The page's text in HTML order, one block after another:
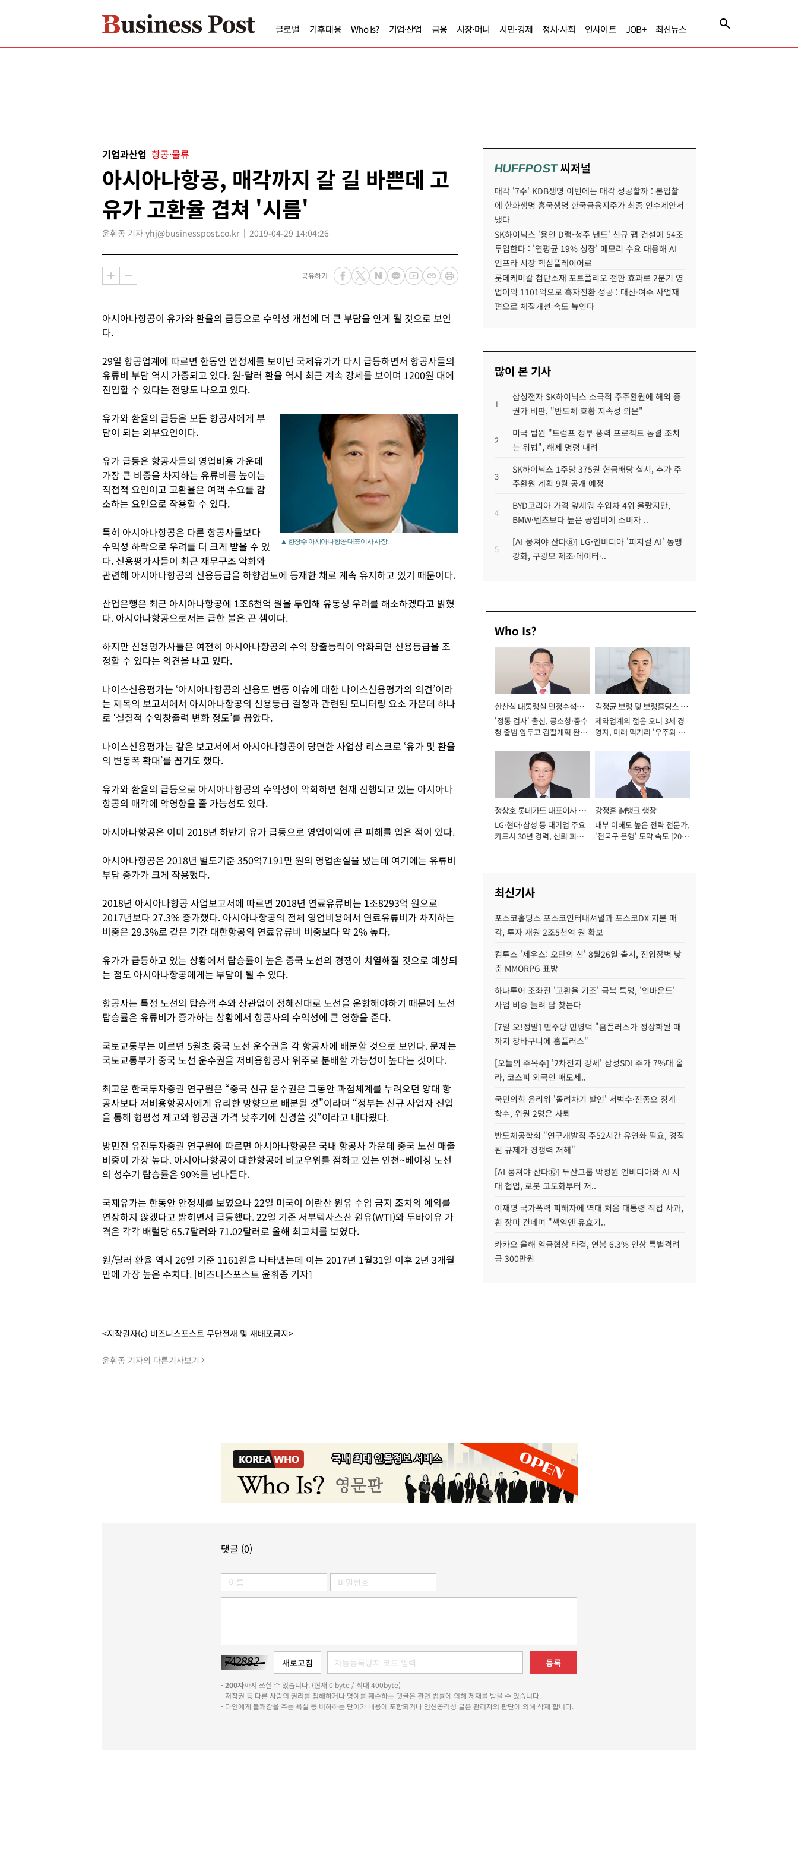
글로벌 기후대응 Who Is? 기업·산업 금융 시장·머니 시민·경제 정치·사회 인사이트 JOB+ 최신뉴스
기업과산업 항공·물류
아시아나항공, 매각까지 갈 길 바쁜데 고
유가 고환율 겹쳐 '시름'
윤휘종 기자 yhj@businesspost.co.kr 2019-04-29 14:04:26
공유하기
아시아나항공이 유가와 환율의 급등으로 수익성 개선에 더 큰 부담을 안게 될 것으로 보인
다.
29일 항공업계에 따르면 한동안 안정세를 보이던 국제유가가 다시 급등하면서 항공사들의
유류비 부담 역시 가중되고 있다. 원-달러 환율 역시 최근 계속 강세를 보이며 1200원 대에
진입할 수 있다는 전망도 나오고 있다.
▲ 한창수 아시아나항공 대표이사 사장.
유가와 환율의 급등은 모든 항공사에게 부
담이 되는 외부요인이다.
유가 급등은 항공사들의 영업비용 가운데
가장 큰 비중을 차지하는 유류비를 높이는
직접적 요인이고 고환율은 여객 수요를 감
소하는 요인으로 작용할 수 있다.
특히 아시아나항공은 다른 항공사들보다
수익성 하락으로 우려를 더 크게 받을 수 있
다. 신용평가사들이 최근 재무구조 악화와
관련해 아시아나항공의 신용등급을 하향검토에 등재한 채로 계속 유지하고 있기 때문이다.
산업은행은 최근 아시아나항공에 1조6천억 원을 투입해 유동성 우려를 해소하겠다고 밝혔
다. 아시아나항공으로서는 급한 불은 끈 셈이다.
하지만 신용평가사들은 여전히 아시아나항공의 수익 창출능력이 악화되면 신용등급을 조
정할 수 있다는 의견을 내고 있다.
나이스신용평가는 ‘아시아나항공의 신용도 변동 이슈에 대한 나이스신용평가의 의견’이라
는 제목의 보고서에서 아시아나항공의 신용등급 결정과 관련된 모니터링 요소 가운데 하나
로 ‘실질적 수익창출력 변화 정도’를 꼽았다.
나이스신용평가는 같은 보고서에서 아시아나항공이 당면한 사업상 리스크로 ‘유가 및 환율
의 변동폭 확대’를 꼽기도 했다.
유가와 환율의 급등으로 아시아나항공의 수익성이 악화하면 현재 진행되고 있는 아시아나
항공의 매각에 악영향을 줄 가능성도 있다.
아시아나항공은 이미 2018년 하반기 유가 급등으로 영업이익에 큰 피해를 입은 적이 있다.
아시아나항공은 2018년 별도기준 350억7191만 원의 영업손실을 냈는데 여기에는 유류비
부담 증가가 크게 작용했다.
2018년 아시아나항공 사업보고서에 따르면 2018년 연료유류비는 1조8293억 원으로
2017년보다 27.3% 증가했다. 아시아나항공의 전체 영업비용에서 연료유류비가 차지하는
비중은 29.3%로 같은 기간 대한항공의 연료유류비 비중보다 약 2% 높다.
유가가 급등하고 있는 상황에서 탑승률이 높은 중국 노선의 경쟁이 치열해질 것으로 예상되
는 점도 아시아나항공에게는 부담이 될 수 있다.
항공사는 특정 노선의 탑승객 수와 상관없이 정해진대로 노선을 운항해야하기 때문에 노선
탑승률은 유류비가 증가하는 상황에서 항공사의 수익성에 큰 영향을 준다.
국토교통부는 이르면 5월초 중국 노선 운수권을 각 항공사에 배분할 것으로 보인다. 문제는
국토교통부가 중국 노선 운수권을 저비용항공사 위주로 분배할 가능성이 높다는 것이다.
최고운 한국투자증권 연구원은 “중국 신규 운수권은 그동안 과점체계를 누려오던 양대 항
공사보다 저비용항공사에게 유리한 방향으로 배분될 것”이라며 “정부는 신규 사업자 진입
을 통해 형평성 제고와 항공권 가격 낮추기에 신경쓸 것”이라고 내다봤다.
방민진 유진투자증권 연구원에 따르면 아시아나항공은 국내 항공사 가운데 중국 노선 매출
비중이 가장 높다. 아시아나항공이 대한항공에 비교우위를 점하고 있는 인천~베이징 노선
의 성수기 탑승률은 90%를 넘나든다.
국제유가는 한동안 안정세를 보였으나 22일 미국이 이란산 원유 수입 금지 조치의 예외를
연장하지 않겠다고 밝히면서 급등했다. 22일 기준 서부텍사스산 원유(WTI)와 두바이유 가
격은 각각 배럴당 65.7달러와 71.02달러로 올해 최고치를 보였다.
원/달러 환율 역시 26일 기준 1161원을 나타냈는데 이는 2017년 1월31일 이후 2년 3개월
만에 가장 높은 수치다. [비즈니스포스트 윤휘종 기자]
<저작권자(c) 비즈니스포스트 무단전재 및 재배포금지>
윤휘종 기자의 다른기사보기
HUFFPOST씨저널
매각 '7수' KDB생명 이번에는 매각 성공할까 : 본입찰
에 한화생명 흥국생명 한국금융지주가 최종 인수제안서
냈다
SK하이닉스 '용인 D램-청주 낸드' 신규 팹 건설에 54조
투입한다 : '연평균 19% 성장' 메모리 수요 대응해 AI
인프라 시장 핵심플레이어로
롯데케미칼 첨단소재 포트폴리오 전환 효과로 2분기 영
업이익 1101억으로 흑자전환 성공 : 대산·여수 사업재
편으로 체질개선 속도 높인다
많이 본 기사
1
삼성전자 SK하이닉스 소극적 주주환원에 해외 증
권가 비판, "반도체 호황 지속성 의문"
2
미국 법원 "트럼프 정부 풍력 프로젝트 동결 조치
는 위법", 해제 명령 내려
3
SK하이닉스 1주당 375원 현금배당 실시, 추가 주
주환원 계획 9월 공개 예정
4
BYD코리아 가격 앞세워 수입차 4위 올랐지만,
BMW·벤츠보다 높은 공임비에 소비자 ..
5
[AI 뭉쳐야 산다⑧] LG·엔비디아 '피지컬 AI' 동맹
강화, 구광모 제조·데이터·..
Who Is?
한찬식 대통령실 민정수석비
서관
'정통 검사' 출신, 공소청·중수
청 출범 앞두고 검찰개혁 완수
김정균 보령 및 보령홀딩스 대
표이사 사장
제약업계의 젊은 오너 3세 경
영자, 미래 먹거리 '우주와 헬
정상호 롯데카드 대표이사 사
장
LG·현대·삼성 등 대기업 주요
카드사 30년 경력, 신뢰 회복
강정훈 iM뱅크 행장
내부 이해도 높은 전략 전문가,
'전국구 은행' 도약 속도 [2026
최신기사
포스코홀딩스 포스코인터내셔널과 포스코DX 지분 매
각, 투자 재원 2조5천억 원 확보
컴투스 '제우스: 오만의 신' 8월26일 출시, 진입장벽 낮
춘 MMORPG 표방
하나투어 조좌진 '고환율 기조' 극복 특명, '인바운드'
사업 비중 늘려 답 찾는다
[7일 오!정말] 민주당 민병덕 "홈플러스가 정상화될 때
까지 장바구니에 홈플러스"
[오늘의 주목주] '2차전지 강세' 삼성SDI 주가 7%대 올
라, 코스피 외국인 매도세..
국민의힘 윤리위 '돌려차기 발언' 서범수·진종오 징계
착수, 위원 2명은 사퇴
반도체공학회 "연구개발직 주52시간 유연화 필요, 경직
된 규제가 경쟁력 저해"
[AI 뭉쳐야 산다⑩] 두산그룹 박정원 엔비디아와 AI 시
대 협업, 로봇 고도화부터 저..
이재명 국가폭력 피해자에 역대 처음 대통령 직접 사과,
흰 장미 건네며 "책임엔 유효기..
카카오 올해 임금협상 타결, 연봉 6.3% 인상 특별격려
금 300만원
댓글 (0)
등록
-200자까지 쓰실 수 있습니다. (현재 0 byte / 최대 400byte)
- 저작권 등 다른 사람의 권리를 침해하거나 명예를 훼손하는 댓글은 관련 법률에 의해 제재를 받을 수 있습니다.
- 타인에게 불쾌감을 주는 욕설 등 비하하는 단어가 내용에 포함되거나 인신공격성 글은 관리자의 판단에 의해 삭제 합니다.